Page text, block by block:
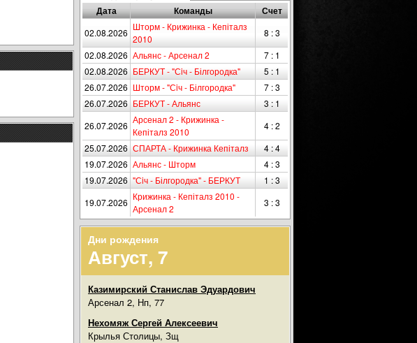
Дата Команды Счет
02.08.2026
Шторм - Крижинка - Кепіталз
2010
8 : 3
02.08.2026 Альянс - Арсенал 2
7 : 1
02.08.2026 БЕРКУТ - "Сiч - Білгородка"
5 : 1
26.07.2026 Шторм - "Сiч - Білгородка"
7 : 3
26.07.2026 БЕРКУТ - Альянс
3 : 1
26.07.2026
Арсенал 2 - Крижинка -
Кепіталз 2010
4 : 2
25.07.2026 СПАРТА - Крижинка Кепіталз
4 : 4
19.07.2026 Альянс - Шторм
4 : 3
19.07.2026 "Сiч - Білгородка" - БЕРКУТ
1 : 3
19.07.2026
Крижинка - Кепіталз 2010 -
Арсенал 2
3 : 3
Дни рождения
Август, 7
Казимирский Станислав Эдуардович
Арсенал 2, Нп, 77
Нехомяж Сергей Алексеевич
Крылья Столицы, Зщ